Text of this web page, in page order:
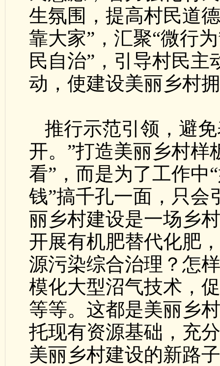
生氛围，提高村民道
靠大家”，汇聚“微行
民自治”，引导村民
动，使建设美丽乡村
推行示范引领，避
开。”打造美丽乡村样
看”，而是为了工作中
钱”搞千孔一面，只会
丽乡村建设是一场乡
开展有机肥替代化肥
源污染综合治理？怎
模化大型沼气技术，
等等。这都是美丽乡
托现有资源基础，充
美丽乡村建设的新路